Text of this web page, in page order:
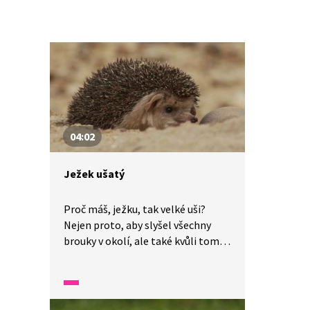
04:02
Ježek ušatý
Proč máš, ježku, tak velké uši?
Nejen proto, aby slyšel všechny
brouky v okolí, ale také kvůli tomu,
velmi hodí. Ježek ušatý loví
především v noci. Není však sám,